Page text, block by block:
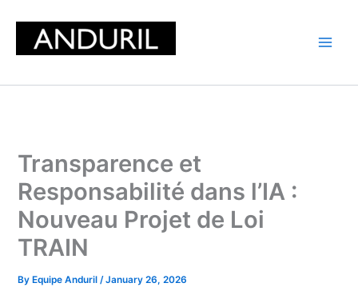
content
Transparence et
Responsabilité dans l’IA :
Nouveau Projet de Loi
TRAIN
By Equipe Anduril/January 26, 2026